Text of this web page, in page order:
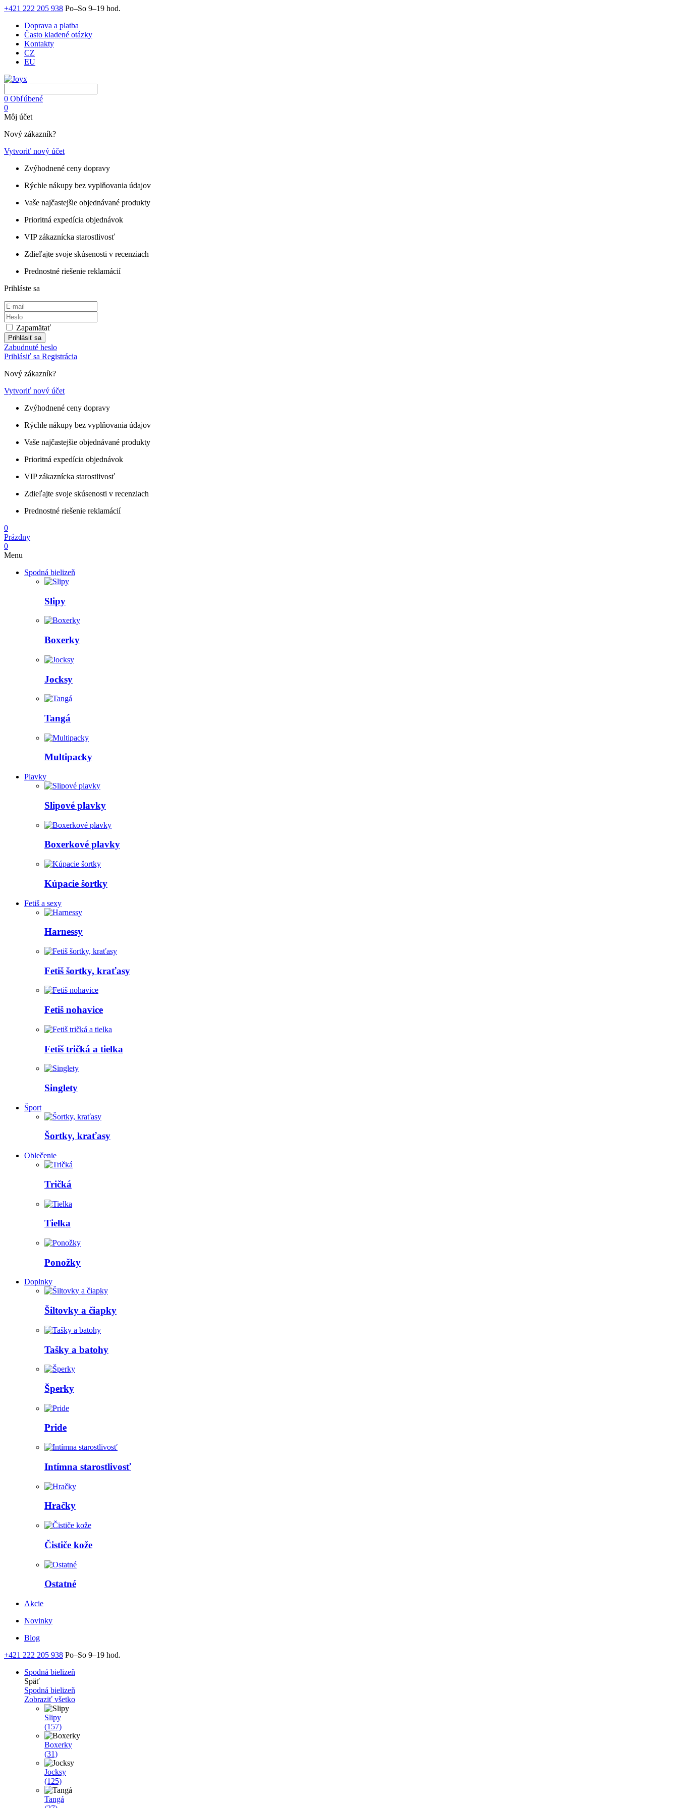
+421 222 205 938 Po–So 9–19 hod.
Doprava a platba
Často kladené otázky
Kontakty
CZ
EU
0 Obľúbené
0
Môj účet
Nový zákazník?
Vytvoriť nový účet
Zvýhodnené ceny dopravy
Rýchle nákupy bez vyplňovania údajov
Vaše najčastejšie objednávané produkty
Prioritná expedícia objednávok
VIP zákaznícka starostlivosť
Zdieľajte svoje skúsenosti v recenziach
Prednostné riešenie reklamácií
Prihláste sa
Zapamätať
Prihlásiť sa
Zabudnuté heslo
Prihlásiť sa Registrácia
Nový zákazník?
Vytvoriť nový účet
Zvýhodnené ceny dopravy
Rýchle nákupy bez vyplňovania údajov
Vaše najčastejšie objednávané produkty
Prioritná expedícia objednávok
VIP zákaznícka starostlivosť
Zdieľajte svoje skúsenosti v recenziach
Prednostné riešenie reklamácií
0
Prázdny
0
Menu
Spodná bielizeň
Slipy
Boxerky
Jocksy
Tangá
Multipacky
Plavky
Slipové plavky
Boxerkové plavky
Kúpacie šortky
Fetiš a sexy
Harnessy
Fetiš šortky, kraťasy
Fetiš nohavice
Fetiš tričká a tielka
Singlety
Šport
Šortky, kraťasy
Oblečenie
Tričká
Tielka
Ponožky
Doplnky
Šiltovky a čiapky
Tašky a batohy
Šperky
Pride
Intímna starostlivosť
Hračky
Čističe kože
Ostatné
Akcie
Novinky
Blog
+421 222 205 938 Po–So 9–19 hod.
Spodná bielizeň
Späť
Spodná bielizeň
Zobraziť všetko
Slipy
(157)
Boxerky
(31)
Jocksy
(125)
Tangá